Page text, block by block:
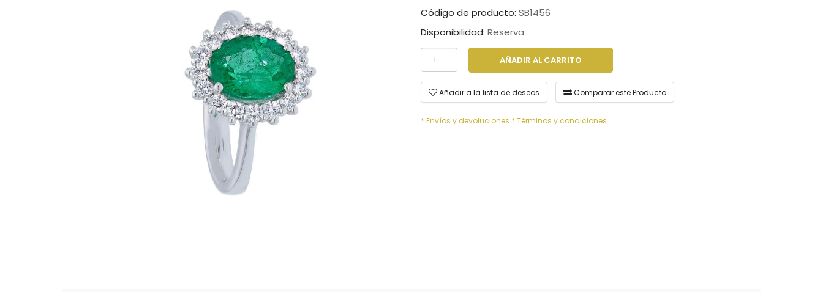
Código de producto: SB1456
Disponibilidad: Reserva
AÑADIR AL CARRITO
Añadir a la lista de deseos Comparar este Producto
* Envíos y devoluciones * Términos y condiciones